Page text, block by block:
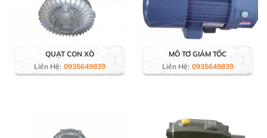
QUẠT CON XÒ
Liên Hệ: 0935649839
MÔ TƠ GIẢM TỐC
Liên Hệ: 0935649839